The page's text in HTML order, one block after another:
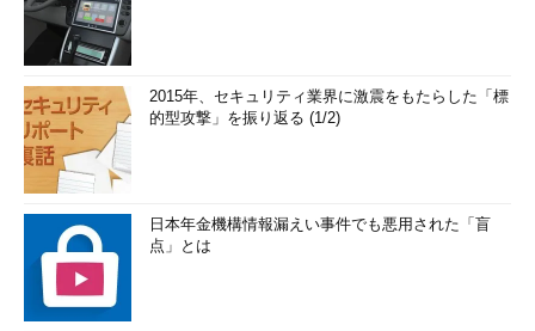
2015年、セキュリティ業界に激震をもたらした「標
的型攻撃」を振り返る (1/2)
日本年金機構情報漏えい事件でも悪用された「盲
点」とは